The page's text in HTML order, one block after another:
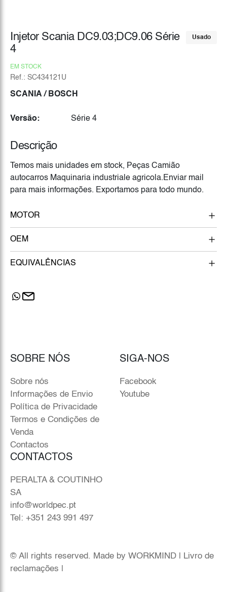
Usado
Injetor Scania DC9.03;DC9.06 Série
4
EM STOCK
Ref.: SC434121U
SCANIA / BOSCH
Versão: Série 4
Descrição
Temos mais unidades em stock, Peças Camião
autocarros Maquinaria industriale agricola.Enviar mail
para mais informações. Exportamos para todo mundo.
MOTOR
OEM
EQUIVALÊNCIAS
SOBRE NÓS
Sobre nós
Informações de Envio
Política de Privacidade
Termos e Condições de
Venda
Contactos
SIGA-NOS
Facebook
Youtube
CONTACTOS
PERALTA & COUTINHO
SA
info@worldpec.pt
Tel: +351 243 991 497
© All rights reserved. Made by WORKMIND
Livro de
reclamações